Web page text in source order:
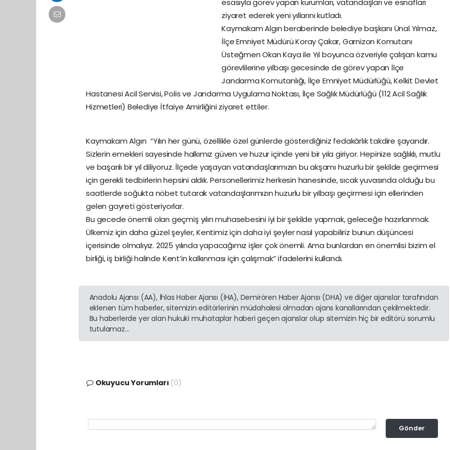
ziyaret ederek yeni yıllarını kutladı.
Kaymakam Algın beraberinde belediye başkanı Ünal Yılmaz,
İlçe Emniyet Müdürü Koray Çakar, Garnizon Komutanı
Üsteğmen Okan Kaya ile Yıl boyunca özveriyle çalışan kamu
görevlilerine yılbaşı gecesinde de görev yapan İlçe
Jandarma Komutanlığı, İlçe Emniyet Müdürlüğü, Kelkit Devlet
Hastanesi Acil Servisi, Polis ve Jandarma Uygulama Noktası, İlçe Sağlık Müdürlüğü (112 Acil Sağlık
Hizmetleri) Belediye İtfaiye Amirliğini ziyaret ettiler.
Kaymakam Algın “Yılın her günü, özellikle özel günlerde gösterdiğiniz fedakârlık takdire şayandır.
Sizlerin emekleri sayesinde halkımız güven ve huzur içinde yeni bir yıla giriyor. Hepinize sağlıklı, mutlu
ve başarılı bir yıl diliyoruz. İlçede yaşayan vatandaşlarımızın bu akşamı huzurlu bir şekilde geçirmesi
için gerekli tedbirlerin hepsini aldık. Personellerimiz herkesin hanesinde, sıcak yuvasında olduğu bu
saatlerde soğukta nöbet tutarak vatandaşlarımızın huzurlu bir yılbaşı geçirmesi için ellerinden
gelen gayreti gösteriyorlar.
Bu gecede önemli olan geçmiş yılın muhasebesini iyi bir şekilde yapmak, geleceğe hazırlanmak.
Ülkemiz için daha güzel şeyler, Kentimiz için daha iyi şeyler nasıl yapabiliriz bunun düşüncesi
içerisinde olmalıyız. 2025 yılında yapacağımız işler çok önemli. Ama bunlardan en önemlisi bizim el
birliği, iş birliği halinde Kent’in kalkınması için çalışmak” ifadelerini kullandı.
Anadolu Ajansı (AA), İhlas Haber Ajansı (İHA), Demirören Haber Ajansı (DHA) ve diğer ajanslar tarafından
eklenen tüm haberler, sitemizin editörlerinin müdahalesi olmadan ajans kanallarından çekilmektedir.
Bu haberlerde yer alan hukuki muhataplar haberi geçen ajanslar olup sitemizin hiç bir editörü sorumlu
tutulamaz...
Okuyucu Yorumları (0)
Gönder